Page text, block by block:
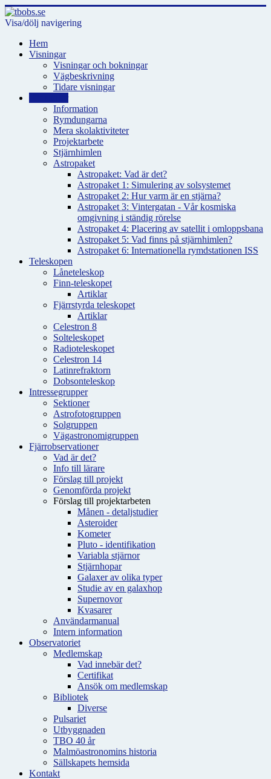
Visa/dölj navigering
Hem
Visningar
Visningar och bokningar
Vägbeskrivning
Tidare visningar
Information
Rymdungarna
Mera skolaktiviteter
Projektarbete
Stjärnhimlen
Astropaket
Astropaket: Vad är det?
Astropaket 1: Simulering av solsystemet
Astropaket 2: Hur varm är en stjärna?
Astropaket 3: Vintergatan - Vår kosmiska
omgivning i ständig rörelse
Astropaket 4: Placering av satellit i omloppsbana
Astropaket 5: Vad finns på stjärnhimlen?
Astropaket 6: Internationella rymdstationen ISS
Teleskopen
Låneteleskop
Finn-teleskopet
Artiklar
Fjärrstyrda teleskopet
Artiklar
Celestron 8
Solteleskopet
Radioteleskopet
Celestron 14
Latinrefraktorn
Dobsonteleskop
Intressegrupper
Sektioner
Astrofotogruppen
Solgruppen
Vägastronomigruppen
Fjärrobservationer
Vad är det?
Info till lärare
Förslag till projekt
Genomförda projekt
Förslag till projektarbeten
Månen - detaljstudier
Asteroider
Kometer
Pluto - identifikation
Variabla stjärnor
Stjärnhopar
Galaxer av olika typer
Studie av en galaxhop
Supernovor
Kvasarer
Användarmanual
Intern information
Observatoriet
Medlemskap
Vad innebär det?
Certifikat
Ansök om medlemskap
Bibliotek
Diverse
Pulsariet
Utbyggnaden
TBO 40 år
Malmöastronomins historia
Sällskapets hemsida
Kontakt